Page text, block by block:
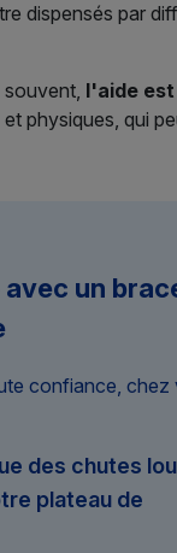
dispensés par
souvent, l'aide
physiques, qui
un
confiance, chez
des chutes
plateau de